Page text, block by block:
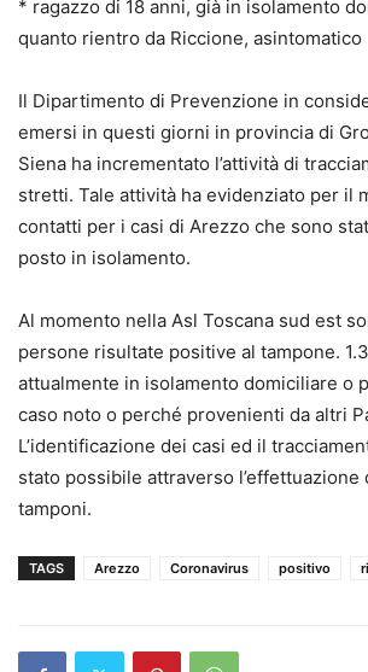
* ragazzo di 18 anni, già in isolamento
quanto rientro da Riccione, asintomatico
Il Dipartimento di Prevenzione in
emersi in questi giorni in provincia di
Siena ha incrementato l’attività di
stretti. Tale attività ha evidenziato per il
contatti per i casi di Arezzo che sono
posto in isolamento.
Al momento nella Asl Toscana sud est
persone risultate positive al tampone.
attualmente in isolamento domiciliare o
caso noto o perché provenienti da altri
L’identificazione dei casi ed il
stato possibile attraverso l’effettuazione
tamponi.
TAGS Arezzo Coronavirus positivo